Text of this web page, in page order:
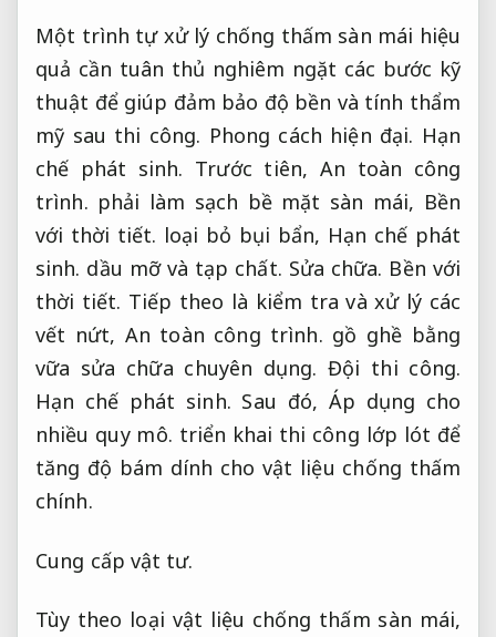
Một trình tự xử lý chống thấm sàn mái hiệu
quả cần tuân thủ nghiêm ngặt các bước kỹ
thuật để giúp đảm bảo độ bền và tính thẩm
mỹ sau thi công. Phong cách hiện đại. Hạn
chế phát sinh. Trước tiên, An toàn công
trình. phải làm sạch bề mặt sàn mái, Bền
với thời tiết. loại bỏ bụi bẩn, Hạn chế phát
sinh. dầu mỡ và tạp chất. Sửa chữa. Bền với
thời tiết. Tiếp theo là kiểm tra và xử lý các
vết nứt, An toàn công trình. gồ ghề bằng
vữa sửa chữa chuyên dụng.Đội thi công.
Hạn chế phát sinh. Sau đó, Áp dụng cho
nhiều quy mô. triển khai thi công lớp lót để
tăng độ bám dính cho vật liệu chống thấm
chính.
Cung cấp vật tư.
Tùy theo loại vật liệu chống thấm sàn mái,